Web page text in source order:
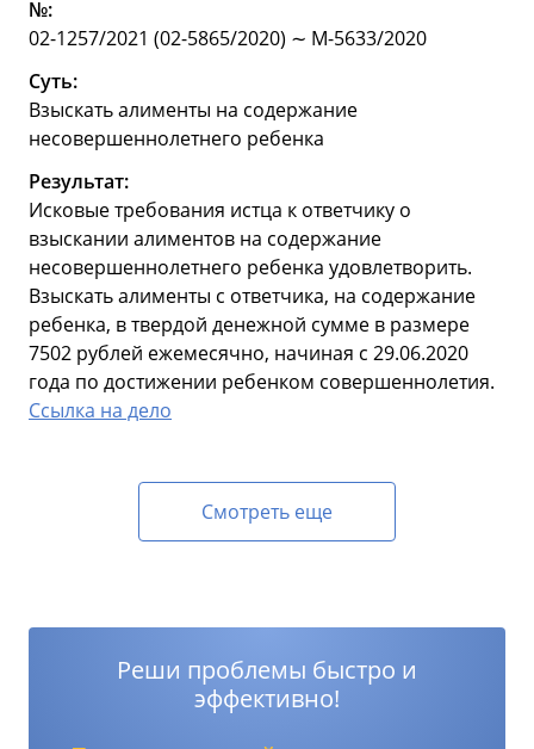
№:
02-1257/2021 (02-5865/2020) ∼ М-5633/2020
Суть:
Взыскать алименты на содержание
несовершеннолетнего ребенка
Результат:
Исковые требования истца к ответчику о
взыскании алиментов на содержание
несовершеннолетнего ребенка удовлетворить.
Взыскать алименты с ответчика, на содержание
ребенка, в твердой денежной сумме в размере
7502 рублей ежемесячно, начиная с 29.06.2020
года по достижении ребенком совершеннолетия.
Ссылка на дело
Смотреть еще
Реши проблемы быстро и
эффективно!